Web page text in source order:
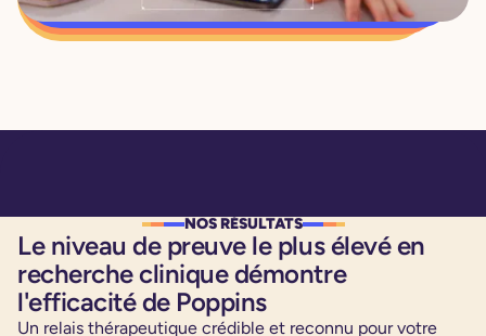
NOS RÉSULTATS
Le niveau de preuve le plus élevé en
recherche clinique démontre
l'efficacité de Poppins
Un relais thérapeutique crédible et reconnu pour votre